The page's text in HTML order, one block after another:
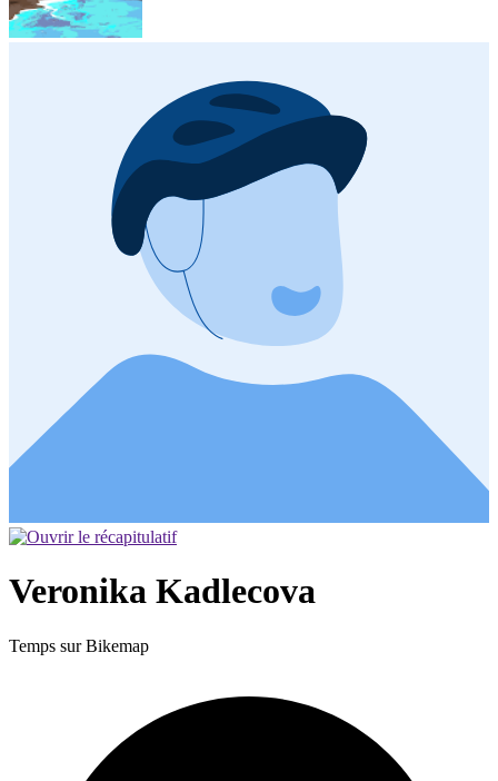
Veronika Kadlecova
Temps sur Bikemap